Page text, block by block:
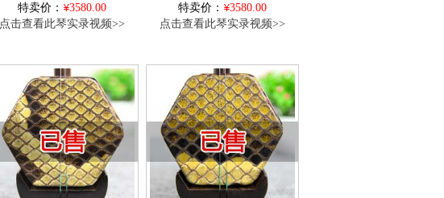
特卖价：
3580.00
点击查看此琴实录视频>>
特卖价：
3580.00
点击查看此琴实录视频>>